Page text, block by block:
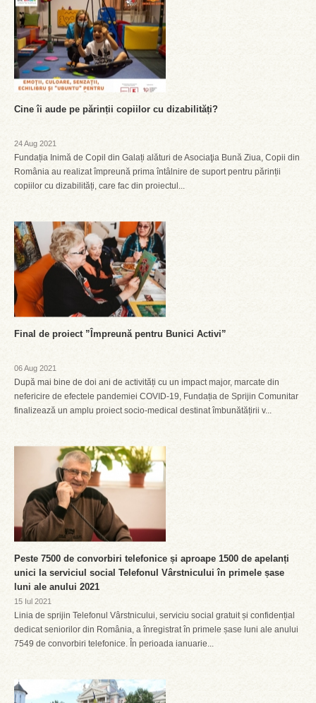
Cine îi aude pe părinții copiilor cu dizabilități?
24 Aug 2021
Fundația Inimă de Copil din Galați alături de Asociaţia Bună Ziua, Copii din
România au realizat împreună prima întâlnire de suport pentru părinții
copiilor cu dizabilități, care fac din proiectul...
Final de proiect ”Împreună pentru Bunici Activi”
06 Aug 2021
După mai bine de doi ani de activități cu un impact major, marcate din
nefericire de efectele pandemiei COVID-19, Fundația de Sprijin Comunitar
finalizează un amplu proiect socio-medical destinat îmbunătățirii v...
Peste 7500 de convorbiri telefonice și aproape 1500 de apelanți
unici la serviciul social Telefonul Vârstnicului în primele șase
luni ale anului 2021
15 Iul 2021
Linia de sprijin Telefonul Vârstnicului, serviciu social gratuit și confidențial
dedicat seniorilor din România, a înregistrat în primele șase luni ale anului
7549 de convorbiri telefonice. În perioada ianuarie...